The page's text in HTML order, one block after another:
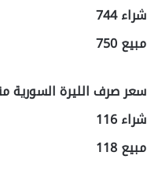
شراء 744
مبيع 750
سعر صرف الليرة السورية
شراء 116
مبيع 118